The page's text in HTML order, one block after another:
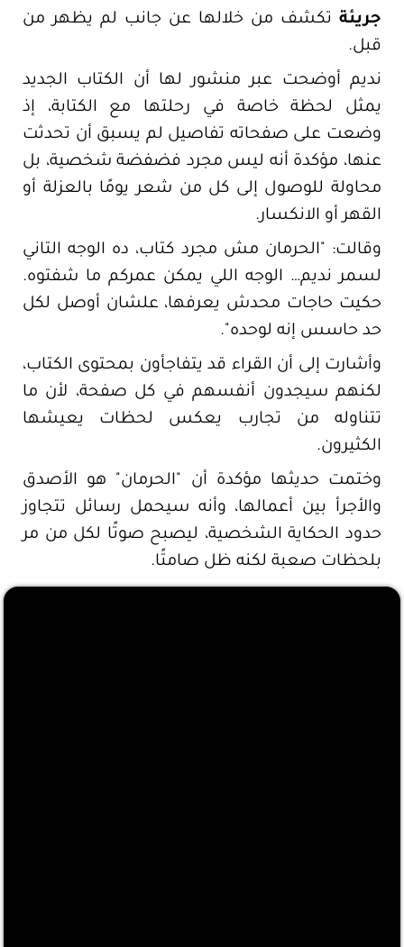
جريئة تكشف من خلالها عن جانب لم يظهر من
قبل.
نديم أوضحت عبر منشور لها أن الكتاب الجديد
يمثل لحظة خاصة في رحلتها مع الكتابة، إذ
وضعت على صفحاته تفاصيل لم يسبق أن تحدثت
عنها، مؤكدة أنه ليس مجرد فضفضة شخصية، بل
محاولة للوصول إلى كل من شعر يومًا بالعزلة أو
القهر أو الانكسار.
وقالت: "الحرمان مش مجرد كتاب، ده الوجه التاني
لسمر نديم… الوجه اللي يمكن عمركم ما شفتوه.
حكيت حاجات محدش يعرفها، علشان أوصل لكل
حد حاسس إنه لوحده".
وأشارت إلى أن القراء قد يتفاجأون بمحتوى الكتاب،
لكنهم سيجدون أنفسهم في كل صفحة، لأن ما
تتناوله من تجارب يعكس لحظات يعيشها
الكثيرون.
وختمت حديثها مؤكدة أن "الحرمان" هو الأصدق
والأجرأ بين أعمالها، وأنه سيحمل رسائل تتجاوز
حدود الحكاية الشخصية، ليصبح صوتًا لكل من مر
بلحظات صعبة لكنه ظل صامتًا.